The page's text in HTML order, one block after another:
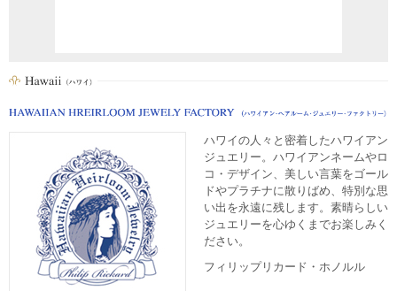
ハワイの人々と密着したハワイアン
ジュエリー。ハワイアンネームやロ
コ・デザイン、美しい言葉をゴール
ドやプラチナに散りばめ、特別な思
い出を永遠に残します。素晴らしい
ジュエリーを心ゆくまでお楽しみく
ださい。
フィリップリカード・ホノルル